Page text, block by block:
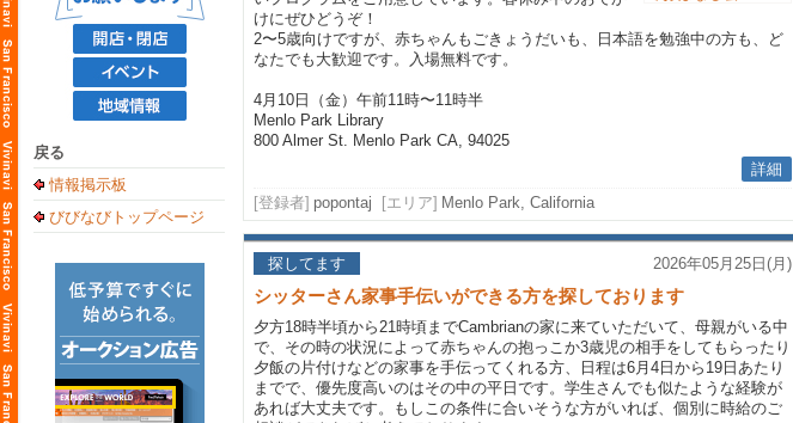
戻る
情報掲示板
びびなびトップページ
けにぜひどうぞ！
2〜5歳向けですが、赤ちゃんもごきょうだいも、日本語を勉強中の方も、ど
なたでも大歓迎です。入場無料です。
4月10日（金）午前11時〜11時半
Menlo Park Library
800 Almer St. Menlo Park CA, 94025
詳細
[登録者] popontaj [エリア] Menlo Park, California
探してます 2026年05月25日(月)
シッターさん家事手伝いができる方を探しております
夕方18時半頃から21時頃までCambrianの家に来ていただいて、母親がいる中
で、その時の状況によって赤ちゃんの抱っこか3歳児の相手をしてもらったり
夕飯の片付けなどの家事を手伝ってくれる方、日程は6月4日から19日あたり
までで、優先度高いのはその中の平日です。学生さんでも似たような経験が
あれば大丈夫です。もしこの条件に合いそうな方がいれば、個別に時給のご